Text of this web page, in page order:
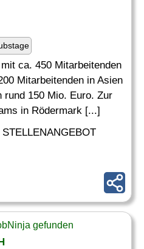
ca. 450 Mitarbeitenden
Mitarbeitenden in Asien
150 Mio. Euro. Zur
in Rödermark [...]
gefunden